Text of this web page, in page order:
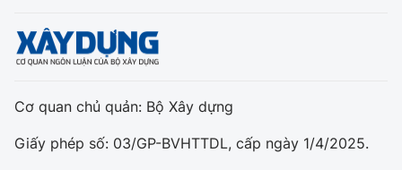
Cơ quan chủ quản: Bộ Xây dựng
Giấy phép số: 03/GP-BVHTTDL, cấp ngày 1/4/2025.